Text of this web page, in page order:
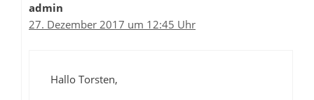
admin
27. Dezember 2017 um 12:45 Uhr
Hallo Torsten,